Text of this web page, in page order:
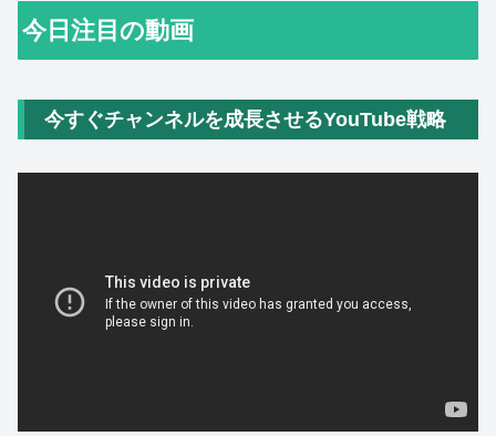
今日注目の動画
今すぐチャンネルを成長させるYouTube戦略